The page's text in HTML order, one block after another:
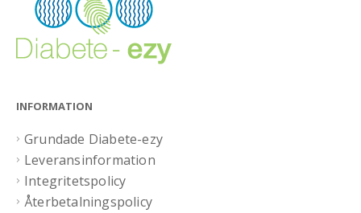
INFORMATION
Grundade Diabete-ezy
Leveransinformation
Integritetspolicy
Återbetalningspolicy